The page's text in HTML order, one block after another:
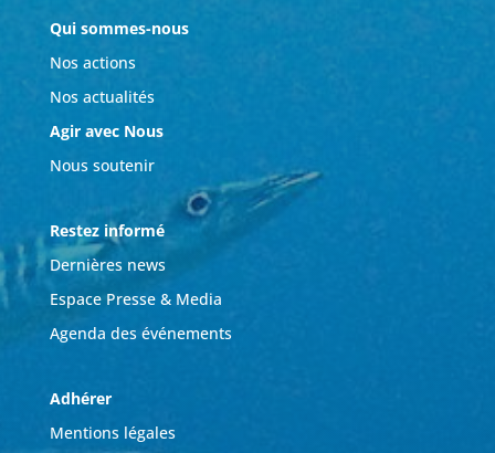
Qui sommes-nous
Nos actions
Nos actualités
Agir avec Nous
Nous soutenir
Restez informé
Dernières news
Espace Presse & Media
Agenda des événements
Adhérer
Mentions légales